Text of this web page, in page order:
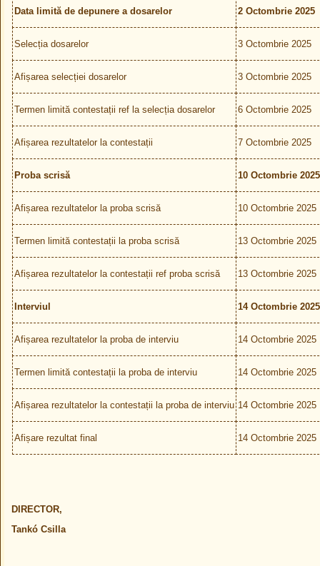
Data limită de depunere a dosarelor 2 Octombrie 2025
Selecția dosarelor 3 Octombrie 2025
Afișarea selecției dosarelor 3 Octombrie 2025
Termen limită contestații ref la selecția dosarelor 6 Octombrie 2025
Afișarea rezultatelor la contestații 7 Octombrie 2025
Proba scrisă 10 Octombrie 2025
Afișarea rezultatelor la proba scrisă 10 Octombrie 2025
Termen limită contestații la proba scrisă 13 Octombrie 2025
Afișarea rezultatelor la contestații ref proba scrisă 13 Octombrie 2025
Interviul 14 Octombrie 2025
Afișarea rezultatelor la proba de interviu 14 Octombrie 2025
Termen limită contestații la proba de interviu 14 Octombrie 2025
Afișarea rezultatelor la contestații la proba de interviu 14 Octombrie 2025
Afișare rezultat final 14 Octombrie 2025
DIRECTOR,
Tankó Csilla